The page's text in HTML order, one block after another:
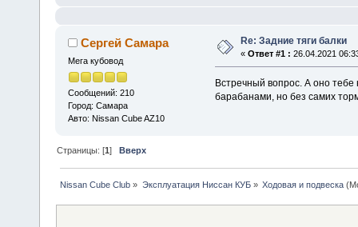
Сергей Самара
Мега кубовод
Сообщений: 210
Город: Самара
Авто: Nissan Cube AZ10
Re: Задние тяги балки
« Ответ #1 : 26.04.2021
Встречный вопрос. А оно тебе
барабанами, но без самих
Страницы: [1] Вверх
Nissan Cube Club » Эксплуатация Ниссан КУБ» Ходовая и подвеска